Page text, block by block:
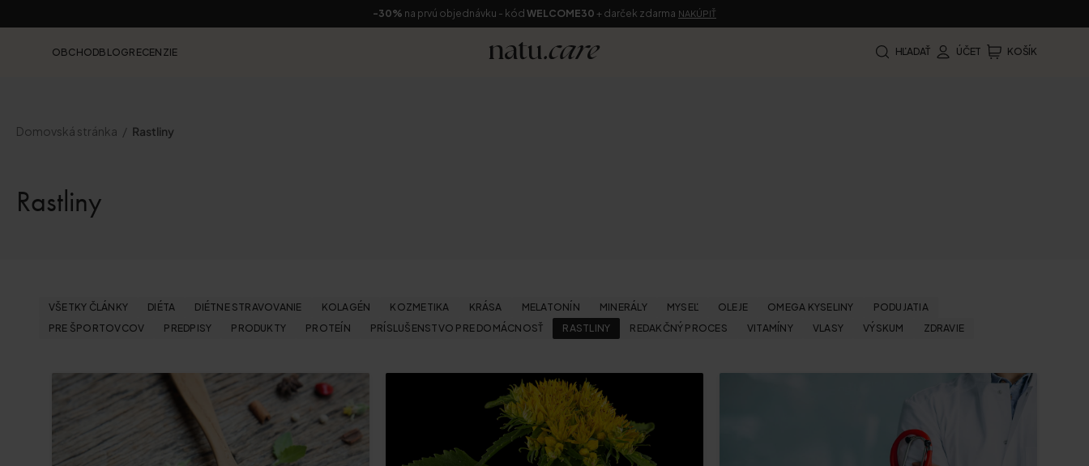
-30% na prvú objednávku - kód WELCOME30 + darček zdarma NAKÚPIŤ
OBCHODBLOGRECENZIE HĽADAŤ ÚČET KOŠÍK
Domovská stránka Rastliny
Rastliny
VŠETKY ČLÁNKY DIÉTA DIÉTNE STRAVOVANIE KOLAGÉN KOZMETIKA KRÁSA MELATONÍN MINERÁLY MYSEĽ OLEJE OMEGA KYSELINY
PODUJATIA
PRE ŠPORTOVCOV
PREDPISY PRODUKTY PROTEÍN PRÍSLUŠENSTVO PRE DOMÁCNOSŤ RASTLINY REDAKČNÝ PROCES VITAMÍNY VLASY VÝSKUM ZDRAVIE